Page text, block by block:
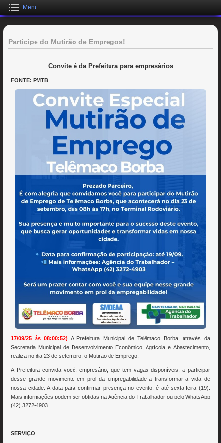
Menu
Participe do Mutirão de Empregos!
Convite é da Prefeitura para empresários
FONTE: PMTB
17/09/25 às 08:00:52) A Prefeitura Municipal de Telêmaco Borba, através da
Secretaria Municipal de Desenvolvimento Econômico, Agrícola e Abastecimento,
realiza no dia 23 de setembro, o Mutirão de Emprego.
A Prefeitura convida você, empresário, que tem vagas disponíveis, a participar
desse grande movimento em prol da empregabilidade a transformar a vida de
nossa cidade. A data para confirmar presença no evento, é até sexta-feira (19).
Mais informações podem ser obtidas na Agência do Trabalhador ou pelo WhatsApp
(42) 3272-4903.
SERVIÇO